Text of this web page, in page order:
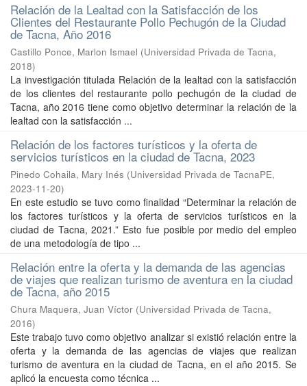
Relación de la Lealtad con la Satisfacción de los
Clientes del Restaurante Pollo Pechugón de la Ciudad
de Tacna, Año 2016
Castillo Ponce, Marlon Ismael (Universidad Privada de Tacna,
2018)
La investigación titulada Relación de la lealtad con la satisfacción
de los clientes del restaurante pollo pechugón de la ciudad de
Tacna, año 2016 tiene como objetivo determinar la relación de la
lealtad con la satisfacción ...
Relación de los factores turísticos y la oferta de
servicios turísticos en la ciudad de Tacna, 2023
Pinedo Cohaila, Mary Inés (Universidad Privada de TacnaPE,
2023-11-20)
En este estudio se tuvo como finalidad “Determinar la relación de
los factores turísticos y la oferta de servicios turísticos en la
ciudad de Tacna, 2021.” Esto fue posible por medio del empleo
de una metodología de tipo ...
Relación entre la oferta y la demanda de las agencias
de viajes que realizan turismo de aventura en la ciudad
de Tacna, año 2015
Chura Maquera, Juan Víctor (Universidad Privada de Tacna,
2016)
Este trabajo tuvo como objetivo analizar si existió relación entre la
oferta y la demanda de las agencias de viajes que realizan
turismo de aventura en la ciudad de Tacna, en el año 2015. Se
aplicó la encuesta como técnica ...